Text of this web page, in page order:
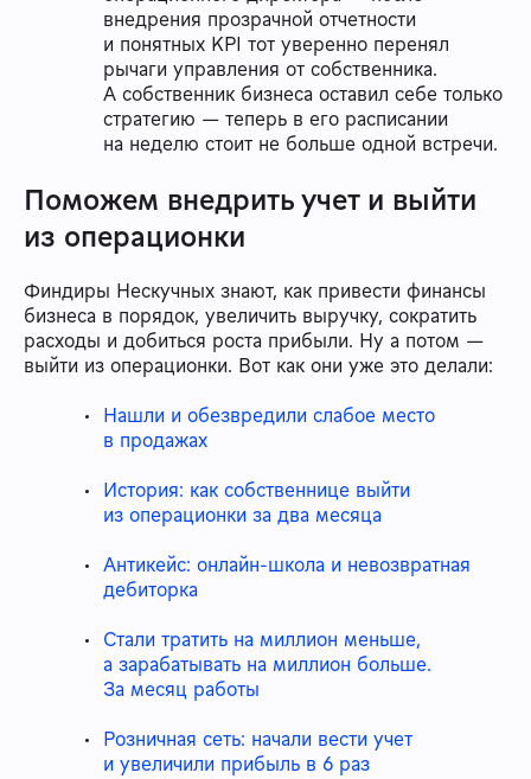
внедрения прозрачной отчетности
и понятных KPI тот уверенно перенял
рычаги управления от собственника.
А собственник бизнеса оставил себе только
стратегию — теперь в его расписании
на неделю стоит не больше одной встречи.
Поможем внедрить учет и выйти
из операционки
Финдиры Нескучных знают, как привести финансы
бизнеса в порядок, увеличить выручку, сократить
расходы и добиться роста прибыли. Ну а потом —
выйти из операционки. Вот как они уже это делали:
Нашли и обезвредили слабое место
в продажах
История: как собственнице выйти
из операционки за два месяца
Антикейс: онлайн-школа и невозвратная
дебиторка
Стали тратить на миллион меньше,
а зарабатывать на миллион больше.
За месяц работы
Розничная сеть: начали вести учет
и увеличили прибыль в 6 раз